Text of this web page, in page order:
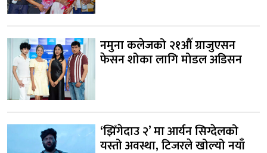
नमुना कलेजको २१औँ ग्राजुएसन
फेसन शोका लागि मोडल अडिसन
‘झिँगेदाउ २’ मा आर्यन सिग्देलको
यस्तो अवस्था, टिजरले खोल्यो नयाँ